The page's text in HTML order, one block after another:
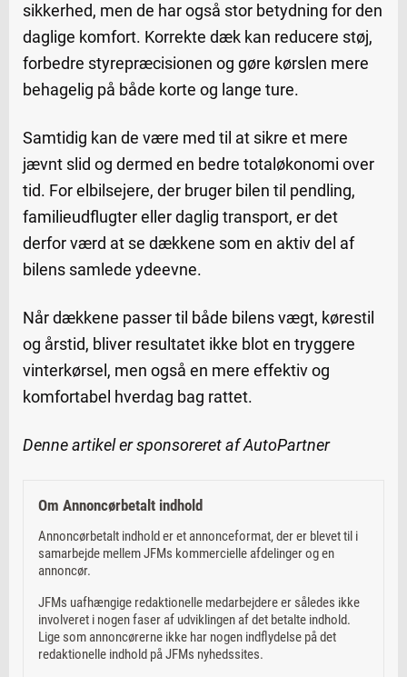
sikkerhed, men de har også stor betydning for den
daglige komfort. Korrekte dæk kan reducere støj,
forbedre styrepræcisionen og gøre kørslen mere
behagelig på både korte og lange ture.
Samtidig kan de være med til at sikre et mere
jævnt slid og dermed en bedre totaløkonomi over
tid. For elbilsejere, der bruger bilen til pendling,
familieudflugter eller daglig transport, er det
derfor værd at se dækkene som en aktiv del af
bilens samlede ydeevne.
Når dækkene passer til både bilens vægt, kørestil
og årstid, bliver resultatet ikke blot en tryggere
vinterkørsel, men også en mere effektiv og
komfortabel hverdag bag rattet.
Denne artikel er sponsoreret af AutoPartner
Om Annoncørbetalt indhold
Annoncørbetalt indhold er et annonceformat, der er blevet til i
samarbejde mellem JFMs kommercielle afdelinger og en
annoncør.
JFMs uafhængige redaktionelle medarbejdere er således ikke
involveret i nogen faser af udviklingen af det betalte indhold.
Lige som annoncørerne ikke har nogen indflydelse på det
redaktionelle indhold på JFMs nyhedssites.